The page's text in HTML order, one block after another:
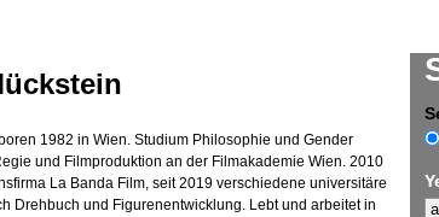
1982 in Wien. Studium Philosophie und Gender
und Filmproduktion an der Filmakademie Wien. 2010
La Banda Film, seit 2019 verschiedene universitäre
Drehbuch und Figurenentwicklung. Lebt und arbeitet in